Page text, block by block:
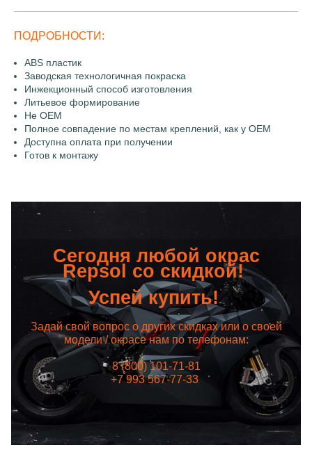
ПОДРОБНОСТИ:
ABS пластик
Заводская технологичная покраска
Инжекционный способ изготовления
Литьевое формирование
Не OEM
Полное совпадение по местам креплений, как у OEM
Доступна оплата при получении
Готов к монтажу
Сегодня любой окрас
Repsol со скидкой!
Успей купить!
Задай свой вопрос о других скидках или о своей
модели / окрасе нам по телефонам:
8 (800) 101-71-81
+7 993 567-77-33